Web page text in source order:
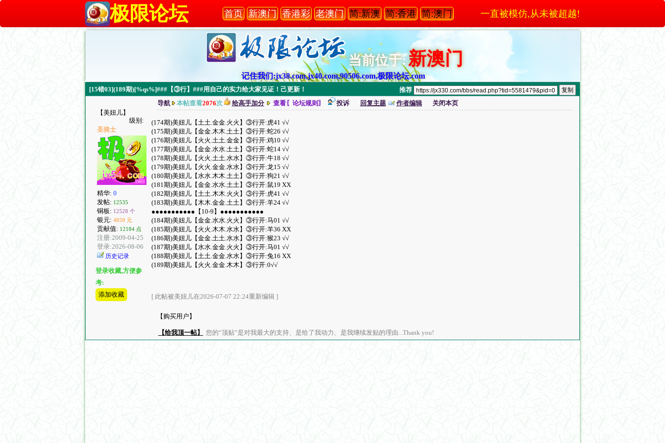
极限论坛 首页 新澳门 香港彩 老澳门 简:新澳 简:香港 简:澳门 一直被模仿,从未被超越!
当前位于:新澳门
记住我们:jx38.com,jx40.com,90506.com,极限论坛.com
[15错03](189期)[%qs%]###【③行】###用自己的实力给大家见证！己更新！ 推荐
【美妞儿】
级别:
圣骑士
精华: 0
发帖: 12535
铜板: 12528 个
银元: 4859 元
贡献值: 12184 点
注册:2009-04-25
登录:2026-08-06
历史记录
登录收藏,方便参
考:
添加收藏
导航 本帖查看2076次 给高手加分 查看〖论坛规则〗 投诉 回复主题 作者编辑 关闭本页
(174期)美妞儿【土土.金金.火火】③行开:虎41 √√
(175期)美妞儿【金金.木木.土土】③行开:蛇26 √√
(176期)美妞儿【火火.土土.金金】③行开:鸡10 √√
(177期)美妞儿【金金.水水.土土】③行开:蛇14 √√
(178期)美妞儿【火火.土土.水水】③行开:牛18 √√
(179期)美妞儿【火火.金金.水水】③行开:龙15 √√
(180期)美妞儿【水水.木木.土土】③行开:狗21 √√
(181期)美妞儿【金金.水水.土土】③行开:鼠19 XX
(182期)美妞儿【土土.木木.火火】③行开:虎41 √√
(183期)美妞儿【木木.金金.土土】③行开:羊24 √√
●●●●●●●●●●●【10-9】●●●●●●●●●●●
(184期)美妞儿【金金.水水.火火】③行开:马01 √√
(185期)美妞儿【火火.木木.水水】③行开:羊36 XX
(186期)美妞儿【金金.土土.水水】③行开:猴23 √√
(187期)美妞儿【水水.金金.火火】③行开:马01 √√
(188期)美妞儿【土土.金金.水水】③行开:兔16 XX
(189期)美妞儿【火火.金金.木木】③行开:0√√
[ 此帖被美妞儿在2026-07-07 22:24重新编辑 ]
【购买用户】
【给我顶一帖】 您的“顶贴”是对我最大的支持、是给了我动力、是我继续发贴的理由...Thank you!